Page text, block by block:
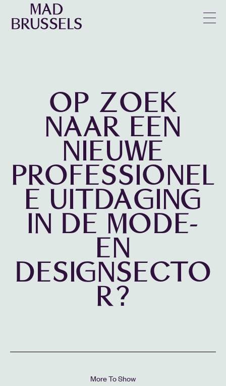
OP ZOEK
NAAR EEN
NIEUWE
PROFESSIONEL
E UITDAGING
IN DE MODE-
EN
DESIGNSECTO
R?
More To Show